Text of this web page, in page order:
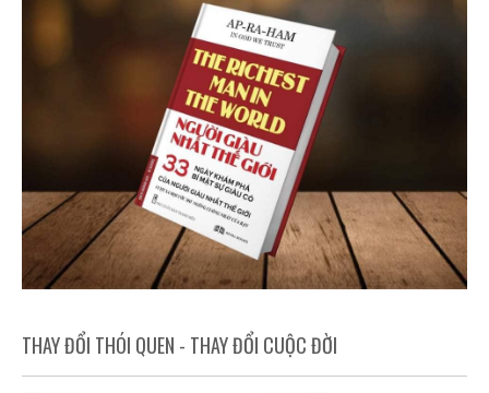
THAY ĐỔI THÓI QUEN - THAY ĐỔI CUỘC ĐỜI